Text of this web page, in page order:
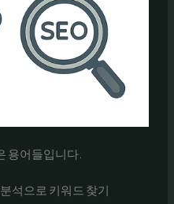
용어들입니다.
석으로 키워드 찾기